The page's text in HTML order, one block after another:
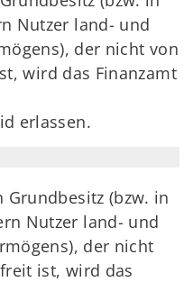
Nutzer land- und
der nicht von
wird das Finanzamt
erlassen.
Grundbesitz (bzw. in
Nutzer land- und
der nicht
ist, wird das